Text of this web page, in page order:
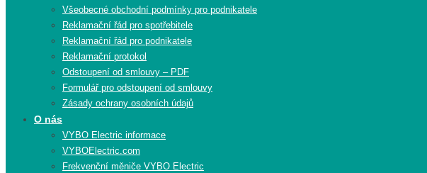
Všeobecné obchodní podmínky pro podnikatele
Reklamační řád pro spotřebitele
Reklamační řád pro podnikatele
Reklamační protokol
Odstoupení od smlouvy – PDF
Formulář pro odstoupení od smlouvy
Zásady ochrany osobních údajů
O nás
VYBO Electric informace
VYBOElectric.com
Frekvenční měniče VYBO Electric